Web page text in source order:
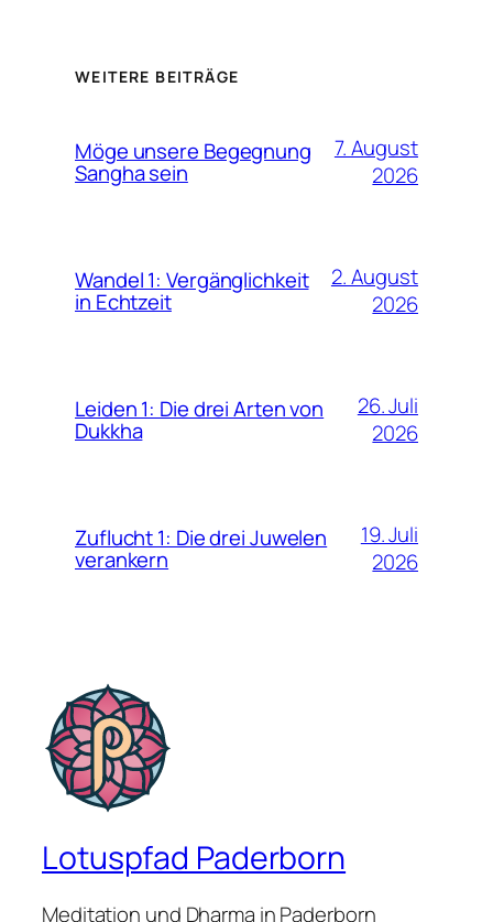
WEITERE BEITRÄGE
Möge unsere Begegnung
Sangha sein
7. August
2026
Wandel 1: Vergänglichkeit
in Echtzeit
2. August
2026
Leiden 1: Die drei Arten von
Dukkha
26. Juli
2026
Zuflucht 1: Die drei Juwelen
verankern
19. Juli
2026
Lotuspfad Paderborn
Meditation und Dharma in Paderborn